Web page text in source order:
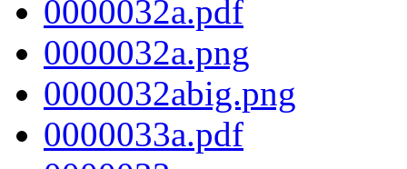
0000032a.pdf
0000032a.png
0000032abig.png
0000033a.pdf